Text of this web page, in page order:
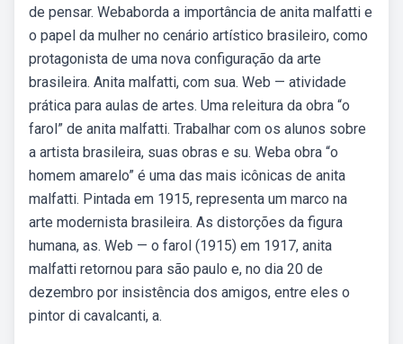
de pensar. Webaborda a importância de anita malfatti e
o papel da mulher no cenário artístico brasileiro, como
protagonista de uma nova configuração da arte
brasileira. Anita malfatti, com sua. Web — atividade
prática para aulas de artes. Uma releitura da obra “o
farol” de anita malfatti. Trabalhar com os alunos sobre
a artista brasileira, suas obras e su. Weba obra “o
homem amarelo” é uma das mais icônicas de anita
malfatti. Pintada em 1915, representa um marco na
arte modernista brasileira. As distorções da figura
humana, as. Web — o farol (1915) em 1917, anita
malfatti retornou para são paulo e, no dia 20 de
dezembro por insistência dos amigos, entre eles o
pintor di cavalcanti, a.